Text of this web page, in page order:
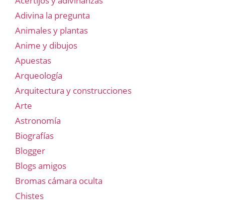
Adivina la pregunta
Animales y plantas
Anime y dibujos
Apuestas
Arqueología
Arquitectura y construcciones
Arte
Astronomía
Biografías
Blogger
Blogs amigos
Bromas cámara oculta
Chistes